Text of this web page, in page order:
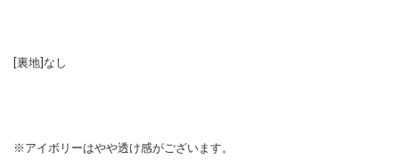
[裏地]なし
※アイボリーはやや透け感がございます。